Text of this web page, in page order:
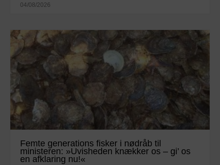
04/08/2026
Femte generations fisker i nødråb til
ministeren: »Uvisheden knækker os – gi’ os
en afklaring nu!«